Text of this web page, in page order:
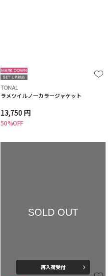
TONAL
ラメツイルノーカラージャケット
13,750 円
50%OFF
SOLD OUT
再入荷受付